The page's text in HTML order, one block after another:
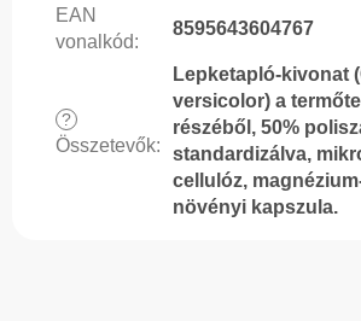
EAN
vonalkód:
8595643604767
?
Összetevők:
Lepketapló-kivonat
versicolor) a
részéből, 50%
standardizálva,
cellulóz,
növényi kapszula.